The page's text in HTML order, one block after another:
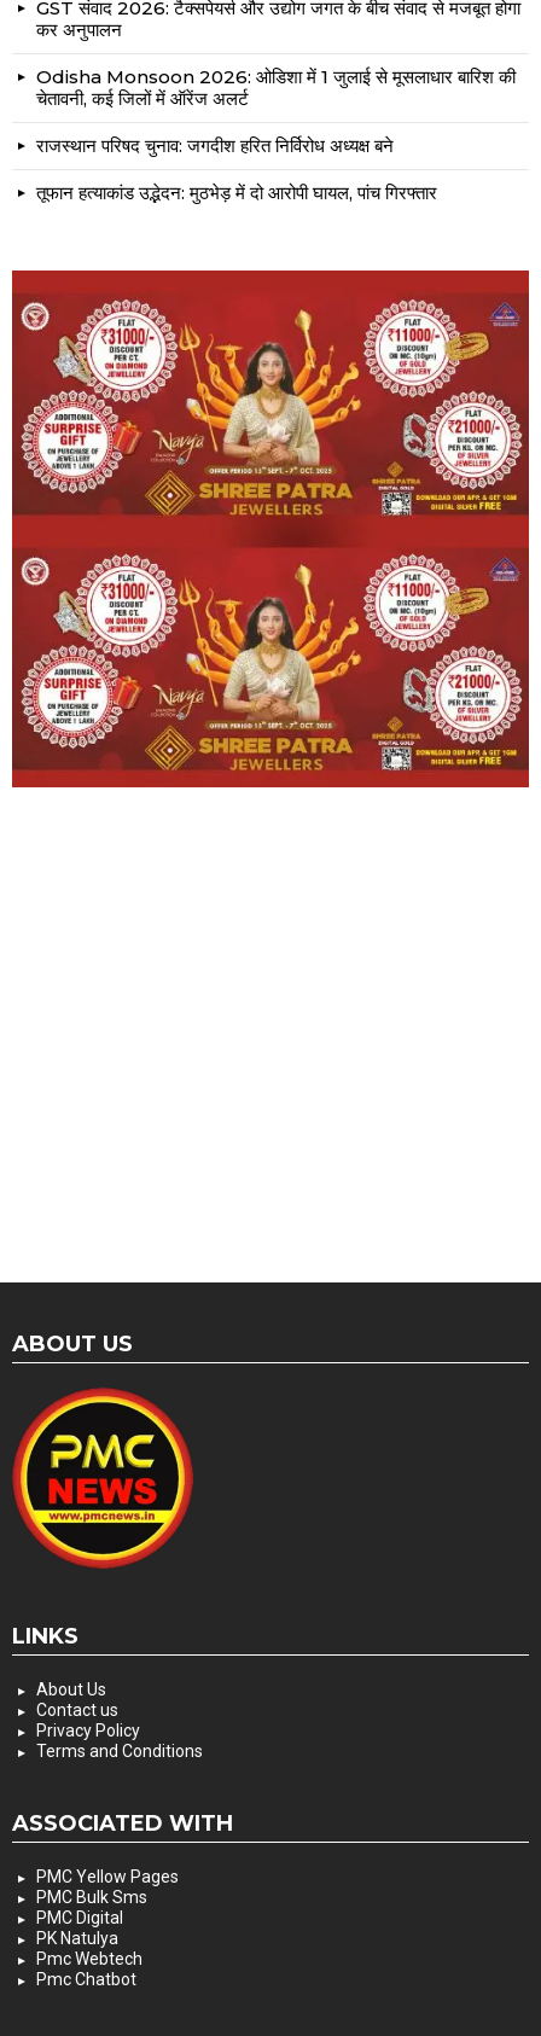
GST संवाद 2026: टैक्सपेयर्स और उद्योग जगत के बीच संवाद से मजबूत होगा
कर अनुपालन
Odisha Monsoon 2026: ओडिशा में 1 जुलाई से मूसलाधार बारिश की
चेतावनी, कई जिलों में ऑरेंज अलर्ट
राजस्थान परिषद चुनाव: जगदीश हरित निर्विरोध अध्यक्ष बने
तूफान हत्याकांड उद्भेदन: मुठभेड़ में दो आरोपी घायल, पांच गिरफ्तार
ABOUT US
LINKS
About Us
Contact us
Privacy Policy
Terms and Conditions
ASSOCIATED WITH
PMC Yellow Pages
PMC Bulk Sms
PMC Digital
PK Natulya
Pmc Webtech
Pmc Chatbot